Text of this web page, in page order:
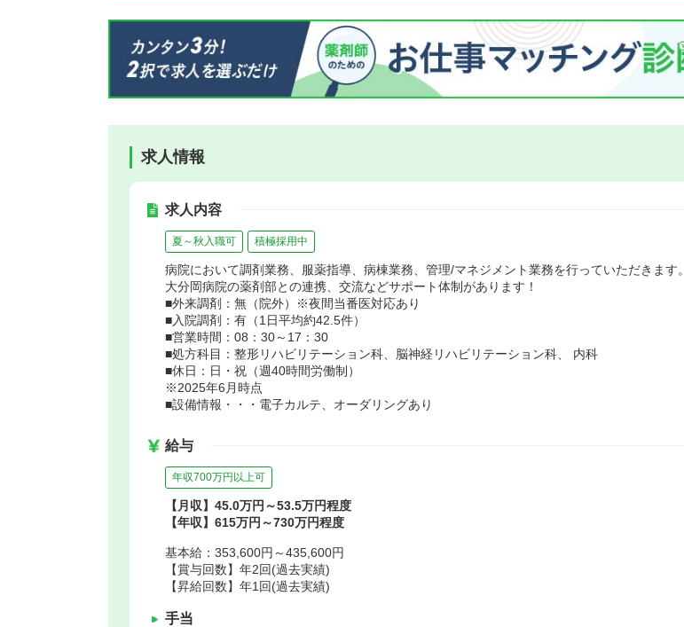
求人情報
求人内容
夏～秋入職可 積極採用中
病院において調剤業務、服薬指導、病棟業務、管理/マネジメント業務を行っていただきます。
大分岡病院の薬剤部との連携、交流などサポート体制があります！
■外来調剤：無（院外）※夜間当番医対応あり
■入院調剤：有（1日平均約42.5件）
■営業時間：08：30～17：30
■処方科目：整形リハビリテーション科、脳神経リハビリテーション科、 内科
■休日：日・祝（週40時間労働制）
※2025年6月時点
■設備情報・・・電子カルテ、オーダリングあり
給与
年収700万円以上可
【月収】45.0万円～53.5万円程度
【年収】615万円～730万円程度
基本給：353,600円～435,600円
【賞与回数】年2回(過去実績)
【昇給回数】年1回(過去実績)
手当